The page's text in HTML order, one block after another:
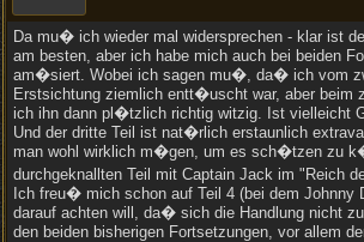
Da mu� ich wieder mal widersprechen - klar ist
am besten, aber ich habe mich auch bei beiden
am�siert. Wobei ich sagen mu�, da� ich vom
Erstsichtung ziemlich entt�uscht war, aber beim
ich ihn dann pl�tzlich richtig witzig. Ist vielleicht
Und der dritte Teil ist nat�rlich erstaunlich
man wohl wirklich m�gen, um es sch�tzen zu
durchgeknallten Teil mit Captain Jack im "Reich
Ich freu� mich schon auf Teil 4 (bei dem
darauf achten will, da� sich die Handlung nicht
den beiden bisherigen Fortsetzungen, vor allem